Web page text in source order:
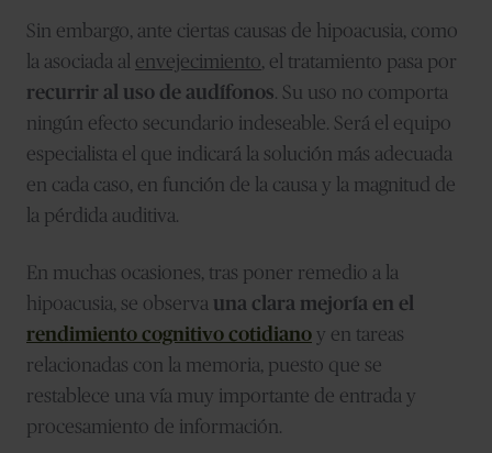
Sin embargo, ante ciertas causas de hipoacusia, como
la asociada al envejecimiento, el tratamiento pasa por
recurrir al uso de audífonos. Su uso no comporta
ningún efecto secundario indeseable. Será el equipo
especialista el que indicará la solución más adecuada
en cada caso, en función de la causa y la magnitud de
la pérdida auditiva.
En muchas ocasiones, tras poner remedio a la
hipoacusia, se observa una clara mejoría en el
rendimiento cognitivo cotidiano y en tareas
relacionadas con la memoria, puesto que se
restablece una vía muy importante de entrada y
procesamiento de información.